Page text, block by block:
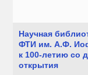
Научная
ФТИ им. А.Ф.
к 100-летию со
открытия